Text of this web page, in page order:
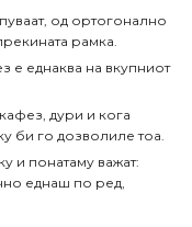
од ортогонално
рамка.
е еднаква на вкупниот
, дури и кога
би го дозволиле тоа.
и понатаму важат:
еднаш по ред,